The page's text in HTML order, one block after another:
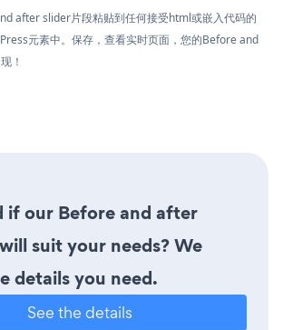
after slider片段粘贴到任何接受html或嵌入代码的
元素中。保存，查看实时页面，您的Before and
！
if our Before and after
suit your needs? We
details you need.
See the details